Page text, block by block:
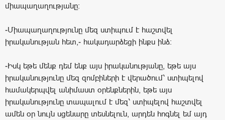
միապաղաղությանը։
-Միապաղաղությունը մեզ ստիպում է հաշտվել
իրականության հետ,- հակադարձեցի ինքս ինձ։
-Իսկ եթե մենք դեմ ենք այս իրականությանը, եթե այս
իրականությունը մեզ զոմբիների է վերածում՝ ստիպելով
համակերպվել անիմաստ օրենքներին, եթե այս
իրականությունը տապալում է մեզ՝ ստիպելով հաշտվել
ամեն օր նույն սցենարը տեսնելուն, արդեն հոգնել եմ այդ